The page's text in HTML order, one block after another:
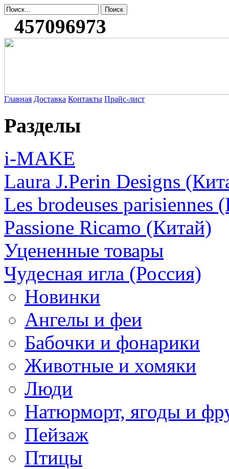
457096973
Главная Доставка Контакты Прайс-лист
Разделы
i-MAKE
Laura J.Perin Designs
Les brodeuses parisiennes
Passione Ricamo (Китай)
Уцененные товары
Чудесная игла (Россия)
Новинки
Ангелы и феи
Бабочки и фонарики
Животные и хомяки
Люди
Натюрморт, ягоды и
Пейзаж
Птицы